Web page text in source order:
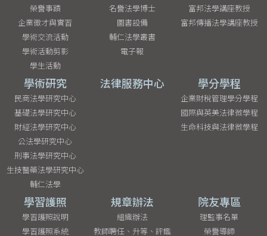
榮譽事蹟
企業徵才與實習
學術交流活動
學術活動剪影
學生活動
名譽法學博士
圖書設備
輔仁法學叢書
電子報
富邦法學講座教授
富邦傳播法學講座教授
學術研究
民商法學研究中心
基礎法學研究中心
財經法學研究中心
公法學研究中心
刑事法學研究中心
生技醫藥法學研究中心
輔仁法學
法律服務中心 學分學程
企業財稅管理學分學程
國際與英美法律微學程
生命科技與法律微學程
學習護照
學習護照說明
學習護照系統
規章辦法
組織辦法
教師聘任、升等、評鑑
院友專區
理監事名單
榮譽導師